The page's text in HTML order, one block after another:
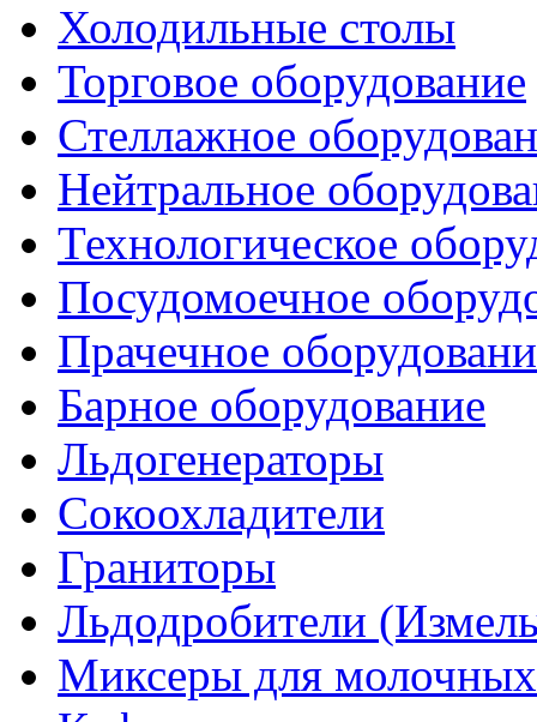
Холодильные столы
Торговое оборудование
Стеллажное
Нейтральное
Технологическое
Посудомоечное
Прачечное
Барное оборудование
Льдогенераторы
Сокоохладители
Граниторы
Льдодробители
Миксеры для молочных